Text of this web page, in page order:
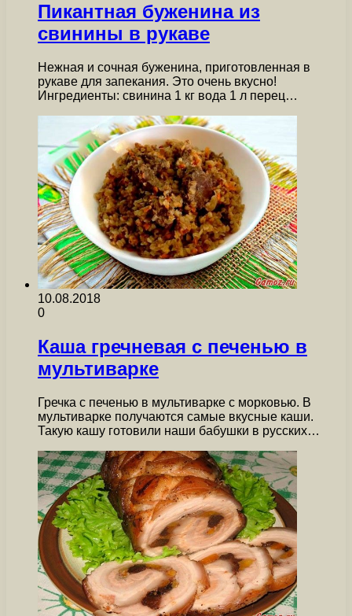
Пикантная буженина из
свинины в рукаве
Нежная и сочная буженина, приготовленная в
рукаве для запекания. Это очень вкусно!
Ингредиенты: свинина 1 кг вода 1 л перец…
10.08.2018
0
Каша гречневая с печенью в
мультиварке
Гречка с печенью в мультиварке с морковью. В
мультиварке получаются самые вкусные каши.
Такую кашу готовили наши бабушки в русских…